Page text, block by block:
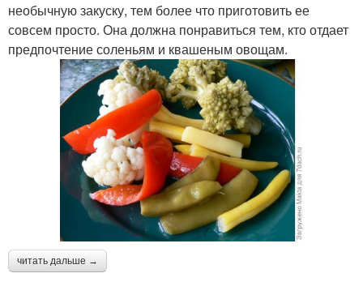
необычную закуску, тем более что приготовить ее
совсем просто. Она должна понравиться тем, кто отдает
предпочтение соленьям и квашеным овощам.
читать дальше →